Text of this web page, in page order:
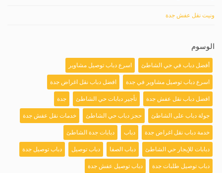
ونيت نقل عفش جدة
الوسوم
أفضل دباب في حي الشاطئ اسرع دباب توصيل مشاوير
اسرع دباب توصيل مشاوير في جدة افضل دباب نقل اغراض جدة
افضل دباب نقل عفش جدة تأجير دبابات حي الشاطئ جدة
جولة دباب على الشاطئ حجز دباب حي الشاطئ خدمات نقل عفش جدة
خدمة دباب نقل اغراض جدة دباب دبابات جدة الشاطئ
دبابات للإيجار حي الشاطئ دباب الصفا دباب توصيل دباب توصيل جدة
دباب توصيل طلبات جدة دباب توصيل عفش جدة